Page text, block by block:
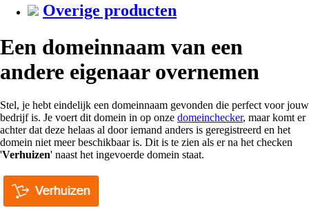
Overige producten
Een domeinnaam van een
andere eigenaar overnemen
Stel, je hebt eindelijk een domeinnaam gevonden die perfect voor jouw
bedrijf is. Je voert dit domein in op onze domeinchecker, maar komt er
achter dat deze helaas al door iemand anders is geregistreerd en het
domein niet meer beschikbaar is. Dit is te zien als er na het checken
'Verhuizen' naast het ingevoerde domein staat.